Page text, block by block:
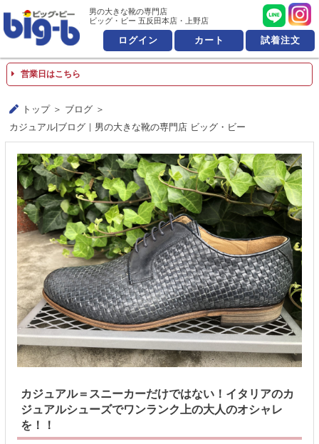
男の大きな靴の専門店 ビッ
男の大きな靴の専門店
ビッグ・ビー 五反田本店・上野店
ログイン カート 試着注文
営業日はこちら
トップ
ブログ
カジュアル|ブログ｜男の大きな靴の専門店 ビッグ・ビー
カジュアル＝スニーカーだけではない！イタリアのカ
ジュアルシューズでワンランク上の大人のオシャレ
を！！